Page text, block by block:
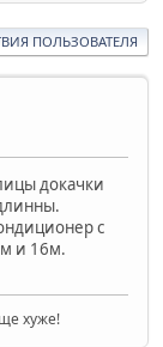
ПОЛЬЗОВАТЕЛЯ
докачки
с
и 16м.
хуже!